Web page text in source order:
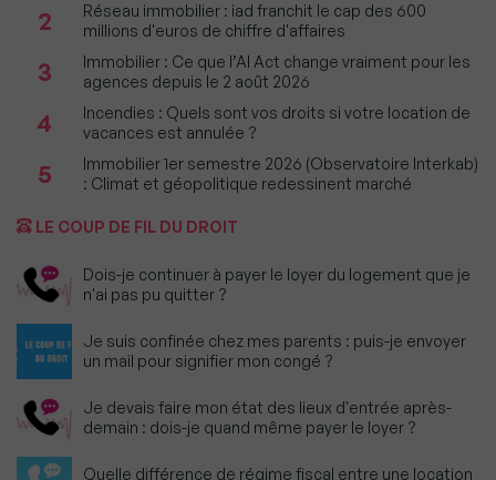
2
Réseau immobilier : iad franchit le cap des 600
millions d'euros de chiffre d'affaires
3
Immobilier : Ce que l’AI Act change vraiment pour les
agences depuis le 2 août 2026
4
Incendies : Quels sont vos droits si votre location de
vacances est annulée ?
5
Immobilier 1er semestre 2026 (Observatoire Interkab)
: Climat et géopolitique redessinent marché
LE COUP DE FIL DU DROIT
Dois-je continuer à payer le loyer du logement que je
n'ai pas pu quitter ?
Je suis confinée chez mes parents : puis-je envoyer
un mail pour signifier mon congé ?
Je devais faire mon état des lieux d'entrée après-
demain : dois-je quand même payer le loyer ?
Quelle différence de régime fiscal entre une location